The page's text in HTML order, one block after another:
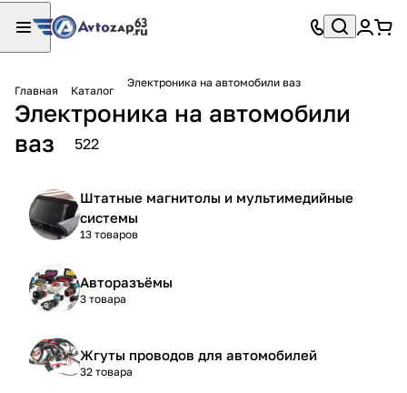
Главная Каталог
Электроника на автомобили ваз
Электроника на автомобили
ваз
522
Штатные магнитолы и мультимедийные
системы
13 товаров
Авторазъёмы
3 товара
Жгуты проводов для автомобилей
32 товара